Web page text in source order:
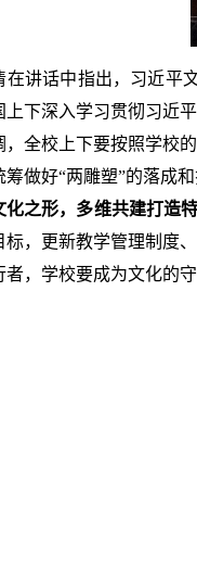
在讲话中指出，习近平
上下深入学习贯彻习近
，全校上下要按照学校
筹做好“两雕塑”的落成
化之形，多维共建打造
标，更新教学管理制度
者，学校要成为文化的